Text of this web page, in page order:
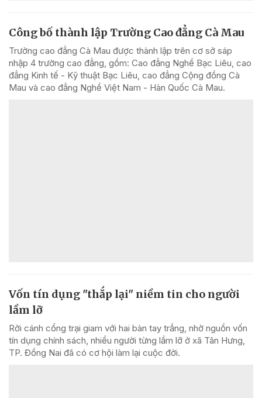
Công bố thành lập Trường Cao đẳng Cà Mau
Trường cao đẳng Cà Mau được thành lập trên cơ sở sáp
nhập 4 trường cao đẳng, gồm: Cao đẳng Nghề Bạc Liêu, cao
đẳng Kinh tế - Kỹ thuật Bạc Liêu, cao đẳng Cộng đồng Cà
Mau và cao đẳng Nghề Việt Nam - Hàn Quốc Cà Mau.
Vốn tín dụng "thắp lại" niềm tin cho người
lầm lỡ
Rời cánh cổng trại giam với hai bàn tay trắng, nhờ nguồn vốn
tín dụng chính sách, nhiều người từng lầm lỡ ở xã Tân Hưng,
TP. Đồng Nai đã có cơ hội làm lại cuộc đời.